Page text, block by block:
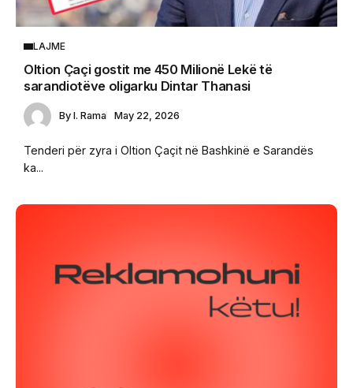
LAJME
Oltion Çaçi gostit me 450 Milionë Lekë të
sarandiotëve oligarku Dintar Thanasi
By I. Rama May 22, 2026
Tenderi për zyra i Oltion Çaçit në Bashkinë e Sarandës
ka...